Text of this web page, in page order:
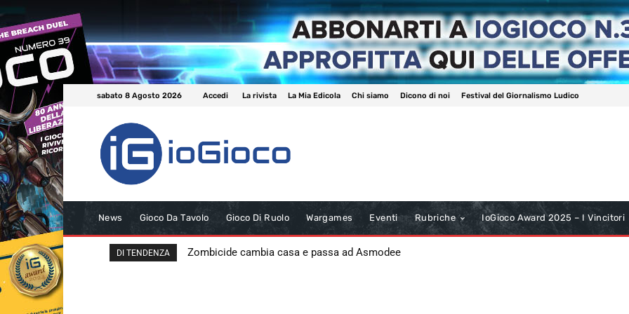
sabato 8 Agosto 2026 Accedi La rivista La Mia Edicola Chi siamo Dicono di noi Festival del Giornalismo Ludico
News Gioco Da Tavolo Gioco Di Ruolo Wargames Eventi Rubriche IoGioco Award 2025 – I Vincitori
DI TENDENZA Zombicide cambia casa e passa ad Asmodee